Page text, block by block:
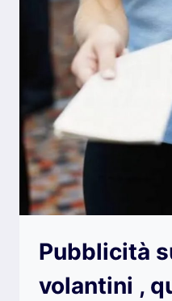
Pubblicità
volantini ,